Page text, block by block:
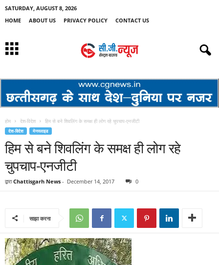
SATURDAY, AUGUST 8, 2026
HOME
ABOUT US PRIVACY POLICY CONTACT US
होम देश-विदेश हिम से बने शिवलिंग के समक्ष ही लोग रहे चुपचाप-एनजीटी
देश-विदेश मेनस्लाइड
हिम से बने शिवलिंग के समक्ष ही लोग रहे
चुपचाप-एनजीटी
द्वारा Chattisgarh News - December 14, 2017 0
साझा करना